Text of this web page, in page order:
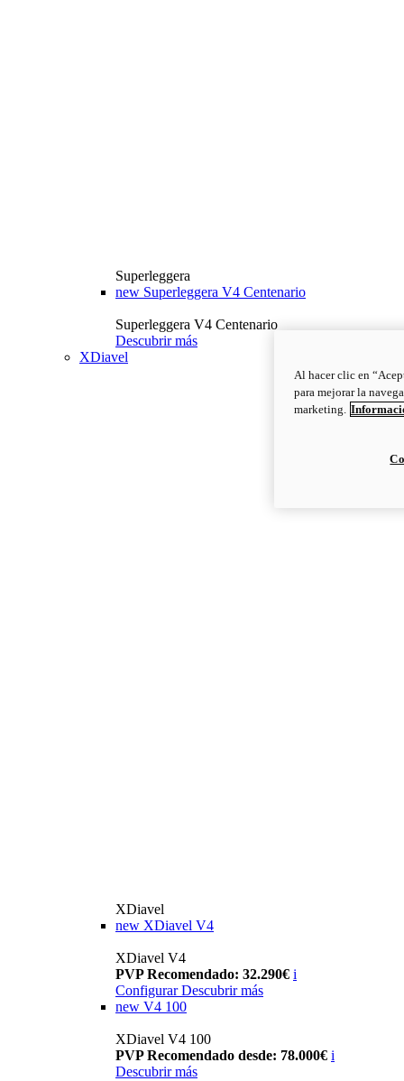
Superleggera
new Superleggera V4 Centenario
Superleggera V4 Centenario
Descubrir más
XDiavel
XDiavel
new XDiavel V4
XDiavel V4
PVP Recomendado: 32.290€ i
Configurar Descubrir más
new V4 100
XDiavel V4 100
PVP Recomendado desde: 78.000€ i
Descubrir más
Al hacer clic en
para mejorar la
marketing.